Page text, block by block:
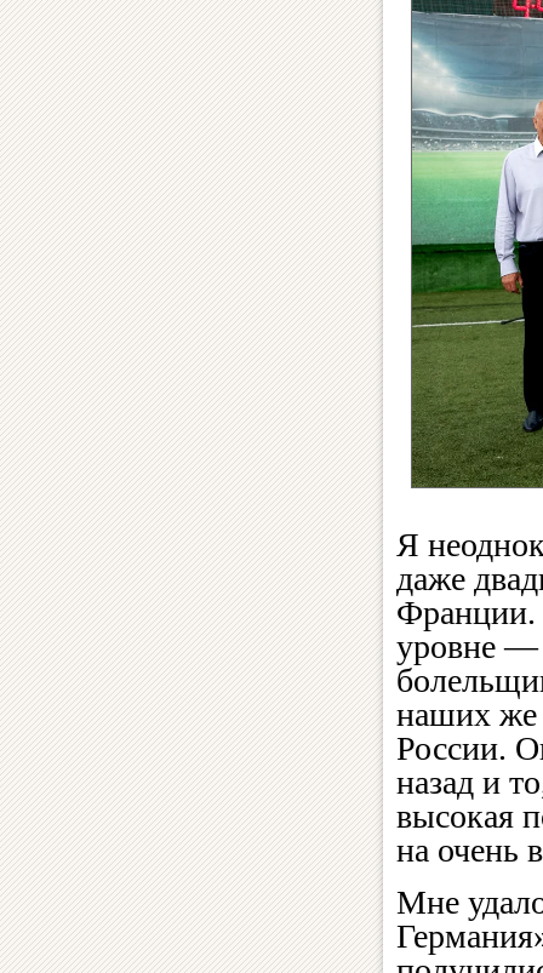
Я
даже
Франции.
уровне —
наших же
России.
назад и
высокая
на очень
Мне